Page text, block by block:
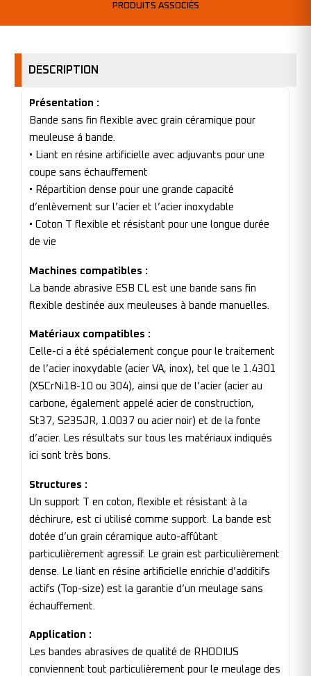
PRODUITS ASSOCIÉS
DESCRIPTION
Présentation :
Bande sans fin flexible avec grain céramique pour
meuleuse á bande.
• Liant en résine artificielle avec adjuvants pour une
coupe sans échauffement
• Répartition dense pour une grande capacité
d’enlèvement sur l’acier et l’acier inoxydable
• Coton T flexible et résistant pour une longue durée
de vie
Machines compatibles :
La bande abrasive ESB CL est une bande sans fin
flexible destinée aux meuleuses à bande manuelles.
Matériaux compatibles :
Celle-ci a été spécialement conçue pour le traitement
de l’acier inoxydable (acier VA, inox), tel que le 1.4301
(X5CrNi18-10 ou 304), ainsi que de l’acier (acier au
carbone, également appelé acier de construction,
St37, S235JR, 1.0037 ou acier noir) et de la fonte
d’acier. Les résultats sur tous les matériaux indiqués
ici sont très bons.
Structures :
Un support T en coton, flexible et résistant à la
déchirure, est ci utilisé comme support. La bande est
dotée d’un grain céramique auto-affûtant
particulièrement agressif. Le grain est particulièrement
dense. Le liant en résine artificielle enrichie d’additifs
actifs (Top-size) est la garantie d’un meulage sans
échauffement.
Application :
Les bandes abrasives de qualité de RHODIUS
conviennent tout particulièrement pour le meulage des